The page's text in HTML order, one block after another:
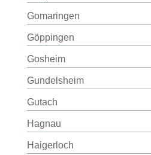
Gomaringen
Göppingen
Gosheim
Gundelsheim
Gutach
Hagnau
Haigerloch